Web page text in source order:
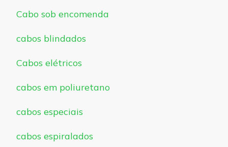
Cabo sob encomenda
cabos blindados
Cabos elétricos
cabos em poliuretano
cabos especiais
cabos espiralados